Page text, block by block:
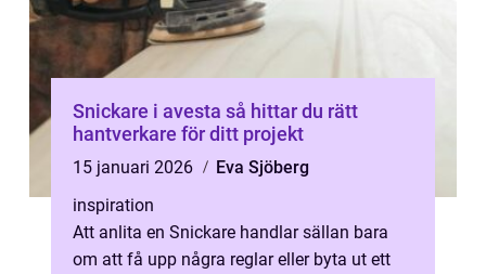
Snickare i avesta så hittar du rätt
hantverkare för ditt projekt
15 januari 2026
Eva Sjöberg
inspiration
Att anlita en Snickare handlar sällan bara
om att få upp några reglar eller byta ut ett